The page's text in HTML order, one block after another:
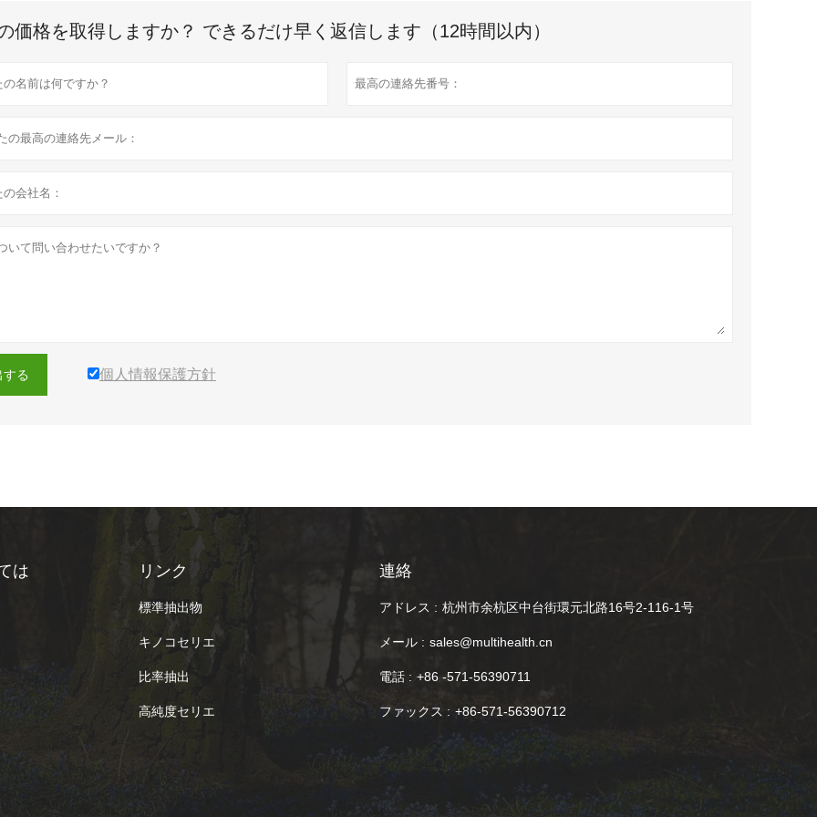
価格を取得しますか？ できるだけ早く返信します（12時間以内）
する 個人情報保護方針
は リンク
標準抽出物
キノコセリエ
比率抽出
高純度セリエ
連絡
アドレス : 杭州市余杭区中台街環元北路16号2-116-1号
メール : sales@multihealth.cn
電話 : +86 -571-56390711
ファックス : +86-571-56390712